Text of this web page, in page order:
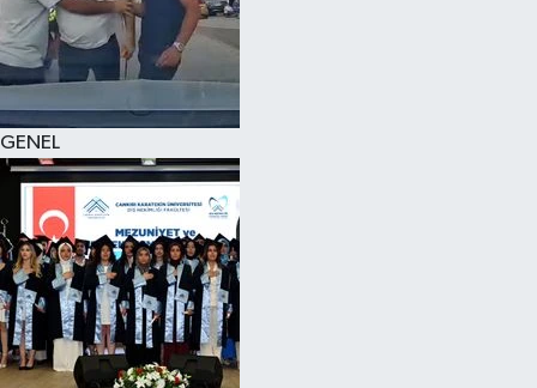
GENEL
KÜLTÜR SANAT
SAĞLIK
SİYASET
SPOR
TEKNOLOJİ